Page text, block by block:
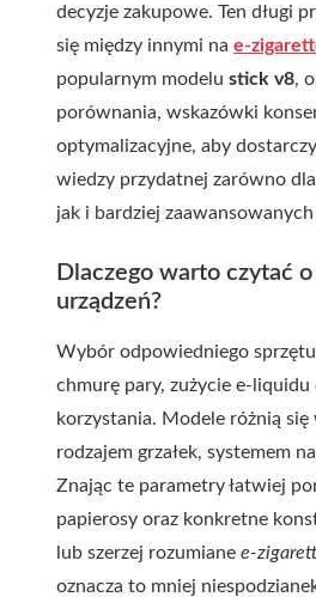
decyzje zakupowe. Ten długi
się między innymi na e-
popularnym modelu stick v8,
porównania, wskazówki
optymalizacyjne, aby
wiedzy przydatnej zarówno
jak i bardziej
Dlaczego warto czytać
urządzeń?
Wybór odpowiedniego
chmurę pary, zużycie e-liquidu
korzystania. Modele różnią się
rodzajem grzałek, systemem
Znając te parametry łatwiej
papierosy oraz konkretne
lub szerzej rozumiane e-
oznacza to mniej